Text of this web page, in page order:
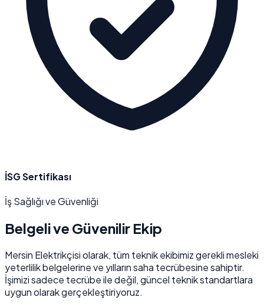
İSG Sertifikası
İş Sağlığı ve Güvenliği
Belgeli ve Güvenilir Ekip
Mersin Elektrikçisi olarak, tüm teknik ekibimiz gerekli mesleki
yeterlilik belgelerine ve yılların saha tecrübesine sahiptir.
İşimizi sadece tecrübe ile değil, güncel teknik standartlara
uygun olarak gerçekleştiriyoruz.